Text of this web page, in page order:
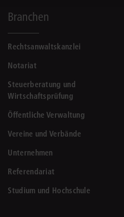
Branchen
Rechtsanwaltskanzlei
Notariat
Steuerberatung und
Wirtschaftsprüfung
Öffentliche Verwaltung
Vereine und Verbände
Unternehmen
Referendariat
Studium und Hochschule